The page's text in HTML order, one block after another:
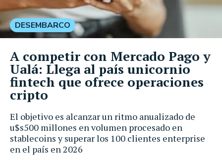
El objetivo es alcanzar un ritmo anualizado de
u$s500 millones en volumen procesado en
stablecoins y superar los 100 clientes enterprise
en el país en 2026
DESEMBARCO
A competir con Mercado Pago y
Ualá: Llega al país unicornio
fintech que ofrece operaciones
cripto